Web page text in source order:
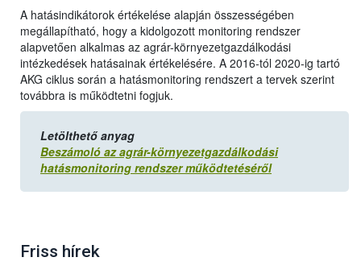
A hatásindikátorok értékelése alapján összességében
megállapítható, hogy a kidolgozott monitoring rendszer
alapvetően alkalmas az agrár-környezetgazdálkodási
intézkedések hatásainak értékelésére. A 2016-tól 2020-ig tartó
AKG ciklus során a hatásmonitoring rendszert a tervek szerint
továbbra is működtetni fogjuk.
Letölthető anyag
Beszámoló az agrár-környezetgazdálkodási
hatásmonitoring rendszer működtetéséről
Friss hírek